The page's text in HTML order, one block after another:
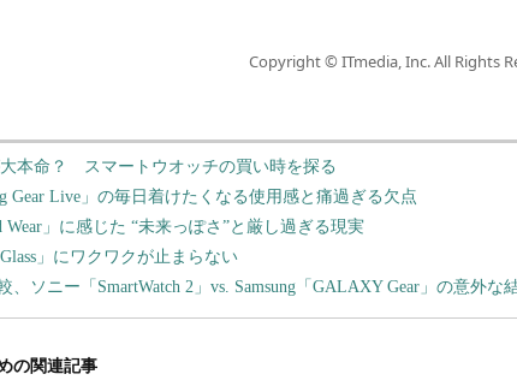
Copyright © ITmedia, Inc. All Rights
大本命？ スマートウオッチの買い時を探る
Gear Live」の毎日着けたくなる使用感と痛過ぎる欠点
」に感じた “未来っぽさ”と厳し過ぎる現実
」にワクワクが止まらない
、ソニー「SmartWatch 2」vs. Samsung「GALAXY Gear」の意外な